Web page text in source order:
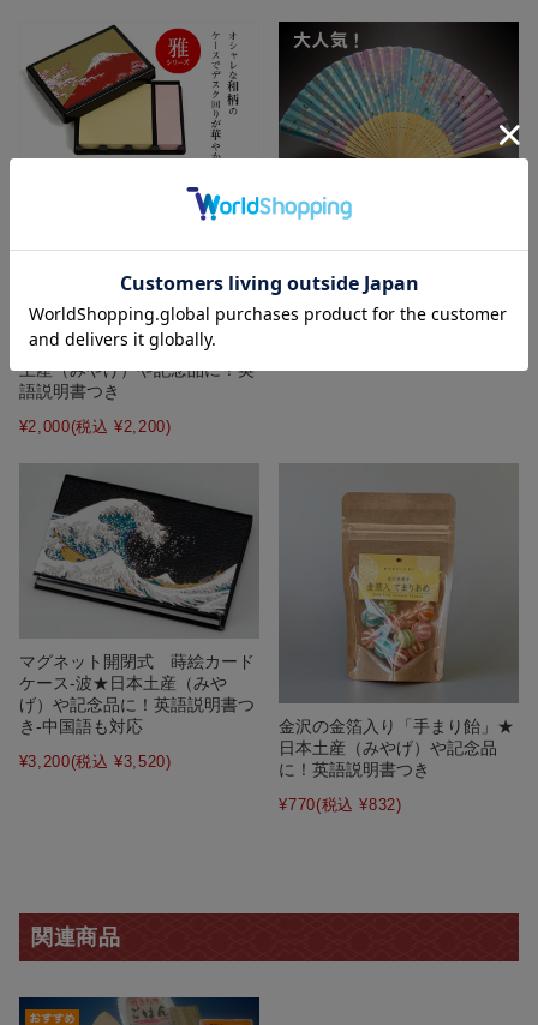
【名入れ可】蒔絵 ポストイッ
ト（付箋）・ケース 「雅」シ
リーズ－中国語も対応－★日本
土産（みやげ）や記念品に！英
語説明書つき
¥2,000(税込 ¥2,200)
シルク扇子 桜★日本土産（み
やげ）や記念品に！英語説明書
(税込 ¥1,870)
マグネット開閉式 蒔絵カード
ケース‐波★日本土産（みや
げ）や記念品に！英語説明書つ
き-中国語も対応
¥3,200(税込 ¥3,520)
金沢の金箔入り「手まり飴」★
日本土産（みやげ）や記念品
に！英語説明書つき
¥770(税込 ¥832)
関連商品